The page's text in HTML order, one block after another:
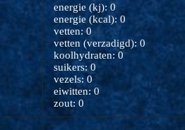
energie (kj): 0
energie (kcal): 0
vetten: 0
vetten (verzadigd): 0
koolhydraten: 0
suikers: 0
vezels: 0
eiwitten: 0
zout: 0